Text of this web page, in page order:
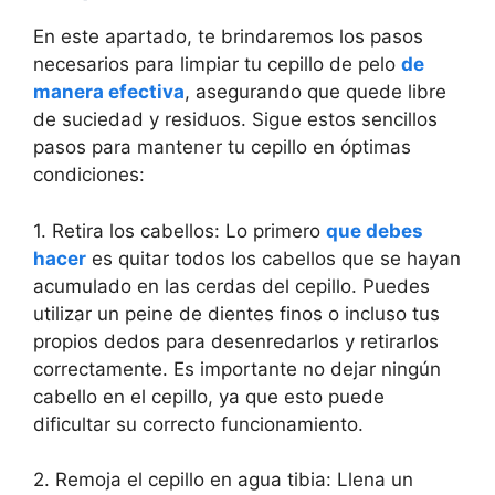
En este apartado, te brindaremos los pasos
necesarios para limpiar tu cepillo de pelo de
manera efectiva, asegurando que quede libre
de suciedad y residuos. Sigue estos sencillos
pasos para mantener tu cepillo en óptimas
condiciones:
1. Retira los cabellos: Lo primero que debes
hacer es quitar todos los cabellos que se hayan
acumulado en las cerdas del cepillo. Puedes
utilizar un peine de dientes finos o incluso tus
propios dedos para desenredarlos y retirarlos
correctamente. Es importante no dejar ningún
cabello en el cepillo, ya que esto puede
dificultar su correcto funcionamiento.
2. Remoja el cepillo en agua tibia: Llena un